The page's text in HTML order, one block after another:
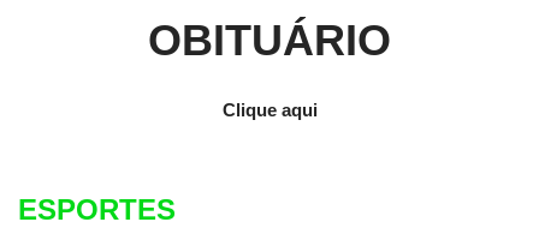
OBITUÁRIO
Clique aqui
ESPORTES